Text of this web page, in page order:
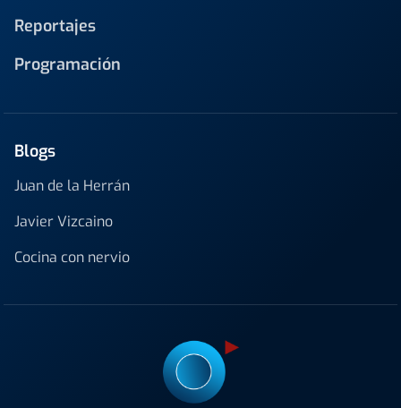
Reportajes
Programación
Blogs
Juan de la Herrán
Javier Vizcaino
Cocina con nervio